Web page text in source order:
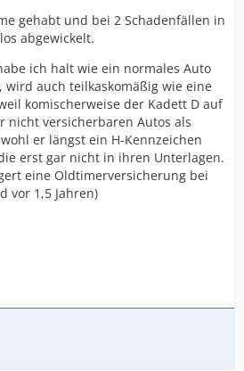
gehabt und bei 2 Schadenfällen in
abgewickelt.
ich halt wie ein normales Auto
wird auch teilkaskomäßig wie eine
komischerweise der Kadett D auf
nicht versicherbaren Autos als
er längst ein H-Kennzeichen
erst gar nicht in ihren Unterlagen.
eine Oldtimerversicherung bei
vor 1,5 Jahren)